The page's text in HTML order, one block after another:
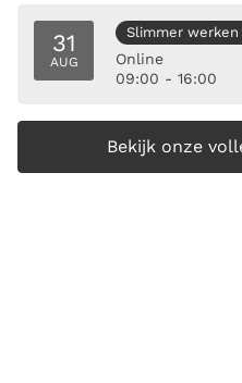
31
AUG
Slimmer werken
Online
09:00 - 16:00
Bekijk onze